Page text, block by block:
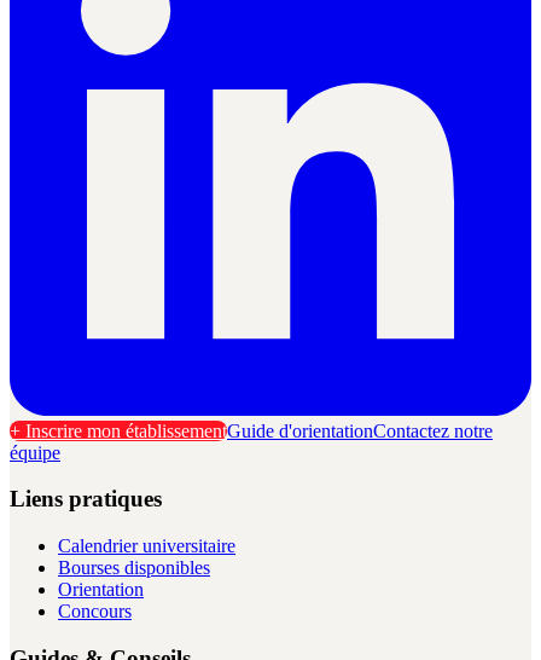
+ Inscrire mon établissementGuide d'orientationContactez notre
équipe
Liens pratiques
Calendrier universitaire
Bourses disponibles
Orientation
Concours